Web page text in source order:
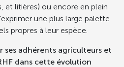
et litières) ou encore en plein
une plus large palette
propres à leur espèce.
ses adhérents agriculteurs et
dans cette évolution